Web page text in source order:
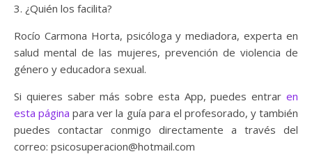
3. ¿Quién los facilita?
Rocío Carmona Horta, psicóloga y mediadora, experta en
salud mental de las mujeres, prevención de violencia de
género y educadora sexual.
Si quieres saber más sobre esta App, puedes entrar en
esta página para ver la guía para el profesorado, y también
puedes contactar conmigo directamente a través del
correo: psicosuperacion@hotmail.com